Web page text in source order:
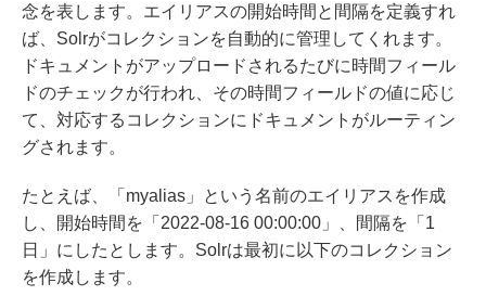
念を表します。エイリアスの開始時間と間隔を定義すれ
ば、Solrがコレクションを自動的に管理してくれます。
ドキュメントがアップロードされるたびに時間フィール
ドのチェックが行われ、その時間フィールドの値に応じ
て、対応するコレクションにドキュメントがルーティン
グされます。
たとえば、「myalias」という名前のエイリアスを作成
し、開始時間を「2022-08-16 00:00:00」、間隔を「1
日」にしたとします。Solrは最初に以下のコレクション
を作成します。